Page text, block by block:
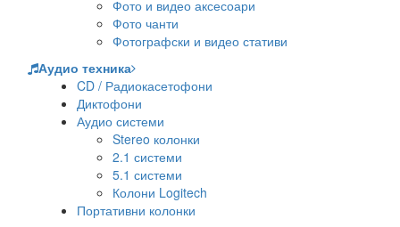
Фото и видео аксесоари
Фото чанти
Фотографски и видео стативи
Аудио техника
CD / Радиокасетофони
Диктофони
Аудио системи
Stereo колонки
2.1 системи
5.1 системи
Колони Logitech
Портативни колонки